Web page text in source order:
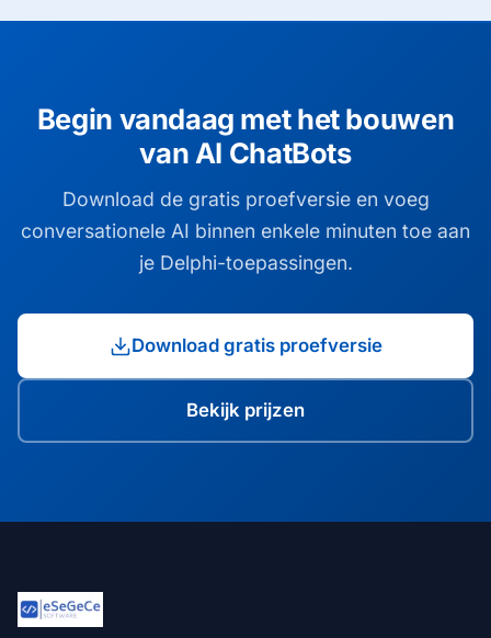
Begin vandaag met het bouwen
van AI ChatBots
Download de gratis proefversie en voeg
conversationele AI binnen enkele minuten toe aan
je Delphi-toepassingen.
Download gratis proefversie
Bekijk prijzen